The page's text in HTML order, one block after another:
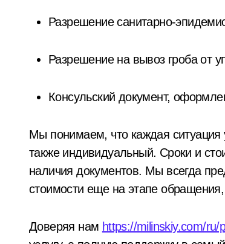
Разрешение санитарно-
Разрешение на вывоз гроба от
Консульский документ,
Мы понимаем, что каждая ситуация
также индивидуальный. Сроки и
наличия документов. Мы всегда
стоимости еще на этапе
Доверяя нам https://milinskiy.com/